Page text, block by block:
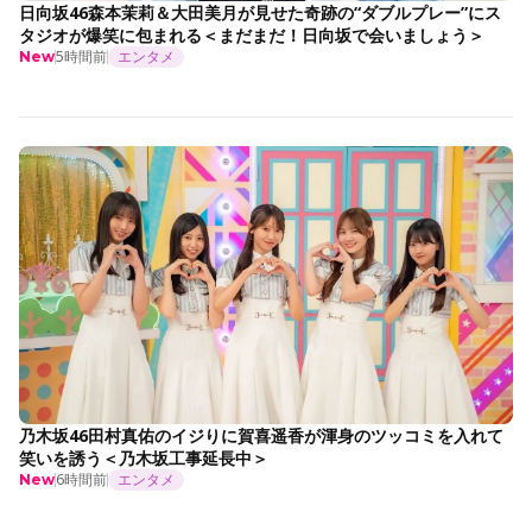
日向坂46森本茉莉＆大田美月が見せた奇跡の“ダブルプレー”にス
タジオが爆笑に包まれる＜まだまだ！日向坂で会いましょう＞
New5時間前 エンタメ
乃木坂46田村真佑のイジりに賀喜遥香が渾身のツッコミを入れて
笑いを誘う＜乃木坂工事延長中＞
New6時間前 エンタメ